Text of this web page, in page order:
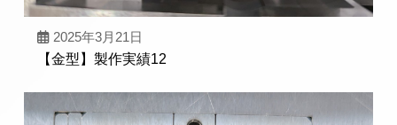
2025年3月21日
【金型】製作実績12